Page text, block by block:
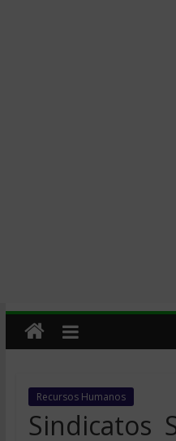
Recursos Humanos
Sindicatos 